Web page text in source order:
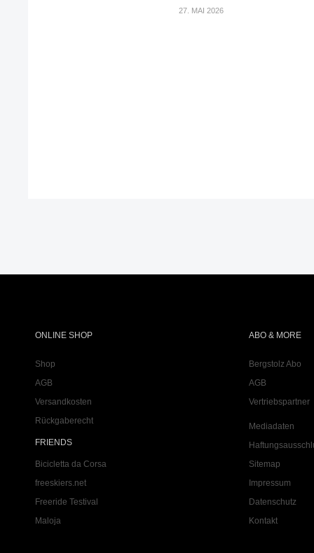
27. MAI 2026
ONLINE SHOP
Shop
AGB
Versandkosten
Rückgaberecht
FRIENDS
Bicicletta da Corsa
freeskiers.net
Freeride Testival
Maloja
ABO & MORE
Bergstolz Abo
AGB
Vertriebspartner
Mediadaten
Sitemap
Impressum
Datenschutz
Kontakt